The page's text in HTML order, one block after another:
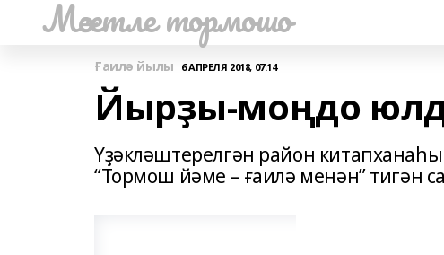
Мәсетле тормошо
Ғаилә йылы 6 АПРЕЛЯ 2018, 07:14
Йырҙы-моңдо
Үҙәкләштерелгән район
“Тормош йәме – ғаилә менән” тигән